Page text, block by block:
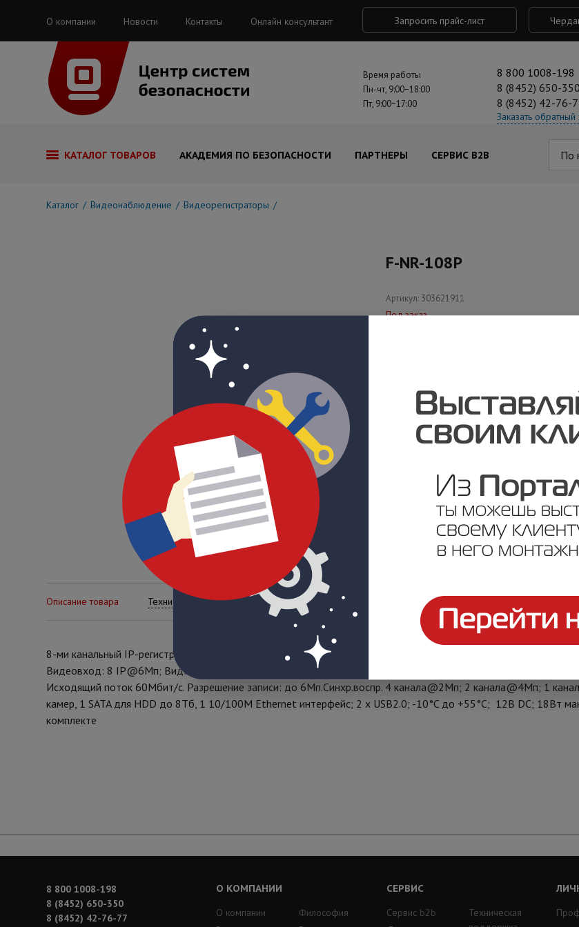
О компании Новости Контакты Онлайн консультант Запросить прайс-лист
Время работы
Пн-чт, 9:00−18:00
Пт, 9:00−17:00
8 800 1008-198
8 (8452) 650-350
8 (8452) 42-76-
Заказать обратный
КАТАЛОГ ТОВАРОВ АКАДЕМИЯ ПО БЕЗОПАСНОСТИ ПАРТНЕРЫ СЕРВИС B2B По
Каталог Видеонаблюдение Видеорегистраторы
F-NR-108P
Артикул: 303621911
Под заказ
Описание товара Технические характеристики
8-ми канальный IP-регистратор
Видеовход: 8 IP@6Мп; Видеовыход: 1 VGA и 1 HDMI до 1080Р; Видеосжатие H.265+/H.265/H.264+/H.264;
Исходящий поток 60Мбит/с. Разрешение записи: до 6Мп.Синхр.воспр. 4 канала@2Мп; 2 канала@4Мп; 1
камер, 1 SATA для HDD до 8Тб, 1 10/100M Ethernet интерфейс; 2 х USB2.0; -10°C до +55°C; 12В DC; 18Вт
комплекте
8 800 1008-198
8 (8452) 650-350
8 (8452) 42-76-77
О КОМПАНИИ
О компании
Философия
СЕРВИС
Сервис b2b
Техническая